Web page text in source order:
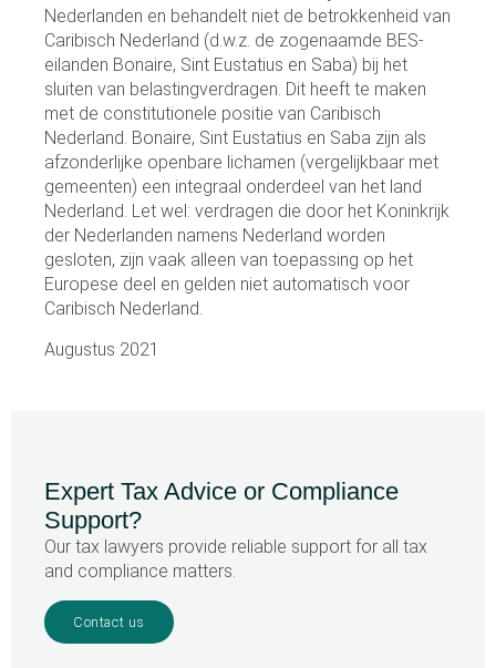
Nederlanden en behandelt niet de betrokkenheid van
Caribisch Nederland (d.w.z. de zogenaamde BES-
eilanden Bonaire, Sint Eustatius en Saba) bij het
sluiten van belastingverdragen. Dit heeft te maken
met de constitutionele positie van Caribisch
Nederland. Bonaire, Sint Eustatius en Saba zijn als
afzonderlijke openbare lichamen (vergelijkbaar met
gemeenten) een integraal onderdeel van het land
Nederland. Let wel: verdragen die door het Koninkrijk
der Nederlanden namens Nederland worden
gesloten, zijn vaak alleen van toepassing op het
Europese deel en gelden niet automatisch voor
Caribisch Nederland.
Augustus 2021
Expert Tax Advice or Compliance
Support?
Our tax lawyers provide reliable support for all tax
and compliance matters.
Contact us